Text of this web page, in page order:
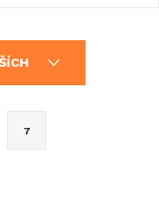
švů a okrajů o rozměru
7